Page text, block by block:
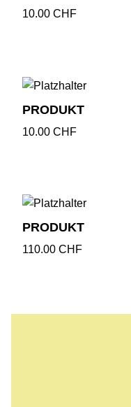
10.00 CHF
PRODUKT
10.00 CHF
PRODUKT
110.00 CHF